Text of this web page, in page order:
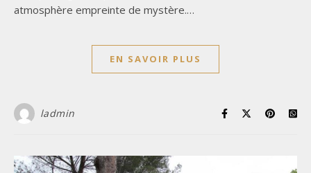
atmosphère empreinte de mystère.…
EN SAVOIR PLUS
ladmin